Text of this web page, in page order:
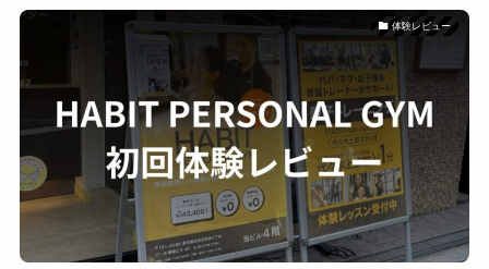
体験レビュー